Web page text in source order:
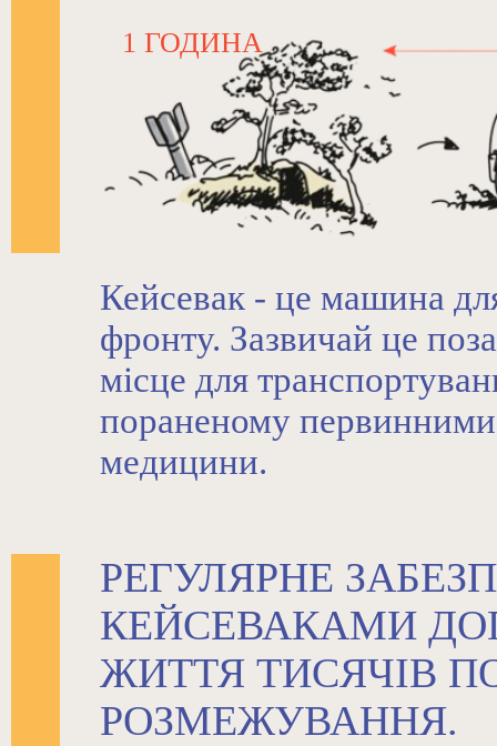
1 ГОДИНА
Кейсевак - це машина
фронту. Зазвичай це
місце для
пораненому первинними
медицини.
РЕГУЛЯРНЕ
КЕЙСЕВАКАМИ
ЖИТТЯ ТИСЯЧІВ
РОЗМЕЖУВАННЯ.